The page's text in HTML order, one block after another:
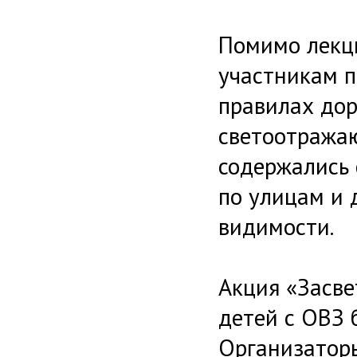
Помимо
участникам
правилах
по улицам и
видимости.
Акция
детей с ОВЗ